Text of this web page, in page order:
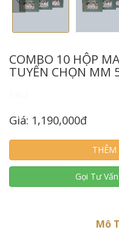
COMBO 10 HỘP
TUYỂN CHỌN MM
Giá: 1,190,000đ
THÊM
Gọi Tư
Mô